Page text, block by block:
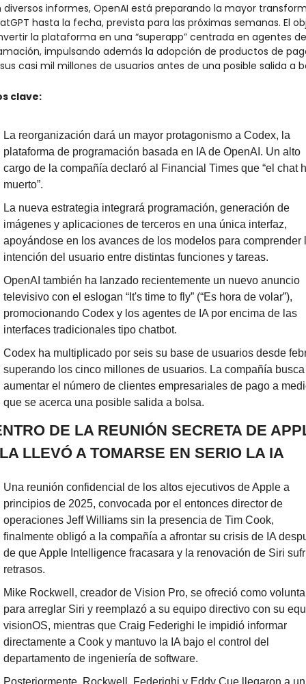
diversos informes, OpenAI está preparando la mayor
hasta la fecha, prevista para las próximas semanas. El
la plataforma en una “superapp” centrada en agentes
impulsando además la adopción de productos de
casi mil millones de usuarios antes de una posible salida a
clave:
La reorganización dará un mayor protagonismo a Codex, la
plataforma de programación basada en IA de OpenAI. Un alto
cargo de la compañía declaró al Financial Times que “el chat
muerto”.
La nueva estrategia integrará programación, generación de
imágenes y aplicaciones de terceros en una única interfaz,
apoyándose en los avances de los modelos para comprender
intención del usuario entre distintas funciones y tareas.
OpenAI también ha lanzado recientemente un nuevo anuncio
televisivo con el eslogan “It's time to fly” (“Es hora de volar”),
promocionando Codex y los agentes de IA por encima de las
interfaces tradicionales tipo chatbot.
Codex ha multiplicado por seis su base de usuarios desde
superando los cinco millones de usuarios. La compañía busca
aumentar el número de clientes empresariales de pago a
que se acerca una posible salida a bolsa.
DE LA REUNIÓN SECRETA DE
LLEVÓ A TOMARSE EN SERIO LA IA
Una reunión confidencial de los altos ejecutivos de Apple a
principios de 2025, convocada por el entonces director de
operaciones Jeff Williams sin la presencia de Tim Cook,
finalmente obligó a la compañía a afrontar su crisis de IA
de que Apple Intelligence fracasara y la renovación de Siri
retrasos.
Mike Rockwell, creador de Vision Pro, se ofreció como
para arreglar Siri y reemplazó a su equipo directivo con su
visionOS, mientras que Craig Federighi le impidió informar
directamente a Cook y mantuvo la IA bajo el control del
departamento de ingeniería de software.
Posteriormente, Rockwell, Federighi y Eddy Cue llegaron a un